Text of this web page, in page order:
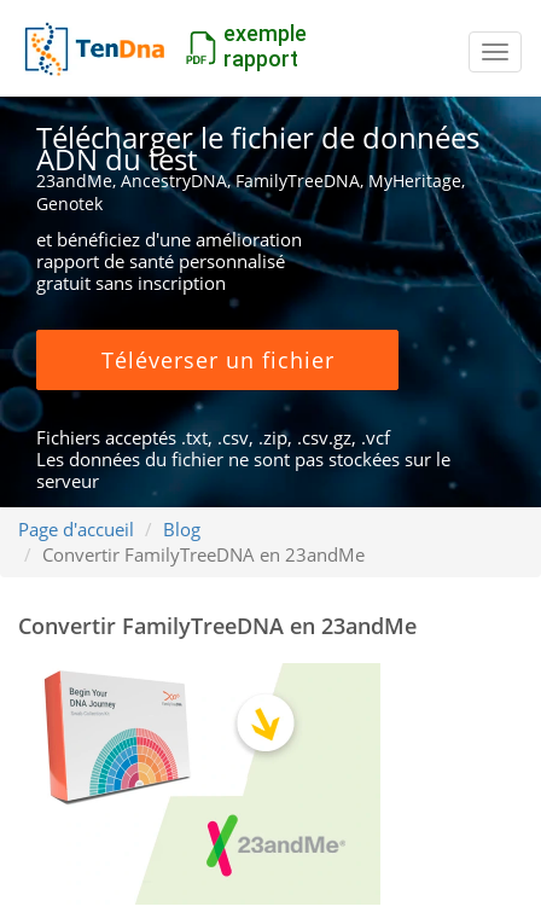
exemple
rapport
Télécharger le fichier de données
ADN du test
23andMe, AncestryDNA, FamilyTreeDNA, MyHeritage,
Genotek
et bénéficiez d'une amélioration
rapport de santé personnalisé
gratuit sans inscription
Téléverser un fichier
Fichiers acceptés .txt, .csv, .zip, .csv.gz, .vcf
Les données du fichier ne sont pas stockées sur le
serveur
Page d'accueil
Blog
Convertir FamilyTreeDNA en 23andMe
Convertir FamilyTreeDNA en 23andMe